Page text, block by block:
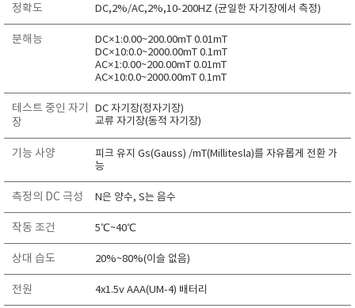
SaveCoat
Schaller (Humimeter)
Sensortechnikk Meinsberg
SENTEST
SENTRY
SHINAGAWA
SHINYEI TECHNOLOGY
Showa sokki
SIMCO
SNDWAY
정확도 DC,2%/AC,2%,10-200HZ (균일한 자기장에서 측정)
분해능
DC×1:0.00~200.00mT 0.01mT
DC×10:0.0~2000.00mT 0.1mT
AC×1:0.00~200.00mT 0.01mT
AC×10:0.0~2000.00mT 0.1mT
테스트 중인 자기
장
DC 자기장(정자기장)
교류 자기장(동적 자기장)
기능 사양
피크 유지 Gs(Gauss) /mT(Millitesla)를 자유롭게 전환 가
능
측정의 DC 극성 N은 양수, S는 음수
작동 조건 5℃~40℃
상대 습도 20%~80%(이슬 없음)
전원 4x1.5v AAA(UM-4) 배터리